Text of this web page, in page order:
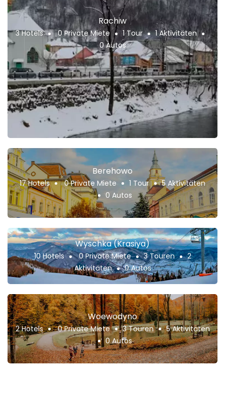
Rachiw
3 Hotels 0 Private Miete 1 Tour
1 Aktivitäten
0 Autos
Berehowo
17 Hotels 0 Private Miete 1 Tour
5 Aktivitäten
0 Autos
Wyschka (Krasiya)
10 Hotels 0 Private Miete 3 Touren
2
Aktivitäten
0 Autos
Woewodyno
2 Hotels 0 Private Miete 3 Touren
5 Aktivitäten
0 Autos